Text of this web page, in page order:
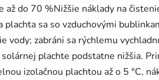
až do 70 %Nižšie náklady na
plachta sa so vzduchovými
vody; zabráni sa rýchlemu
plachte podstatne nižšia.
izolačnou plachtou až o 5 °C,